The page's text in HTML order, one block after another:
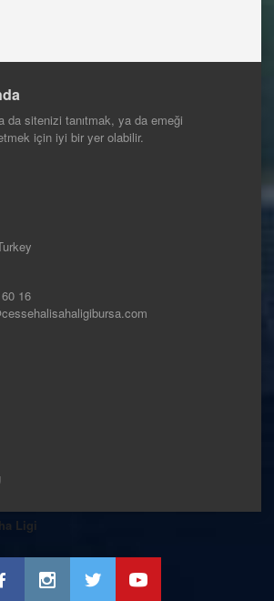
da sitenizi tanıtmak, ya da emeği
için iyi bir yer olabilir.
16
Ligi